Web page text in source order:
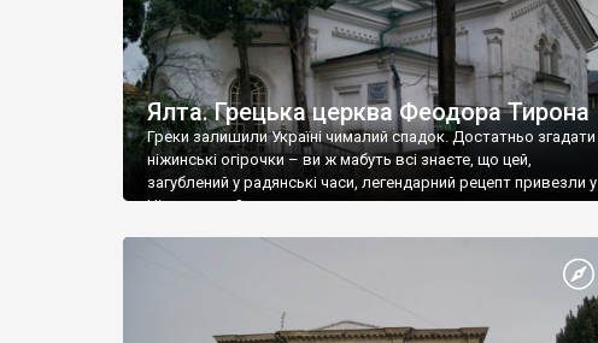
Ялта. Грецька церква Феодора Тирона
Греки залишили Україні чималий спадок. Достатньо згадати
ніжинські огірочки – ви ж мабуть всі знаєте, що цей,
загублений у радянські часи, легендарний рецепт привезли у
Ніжин греки?